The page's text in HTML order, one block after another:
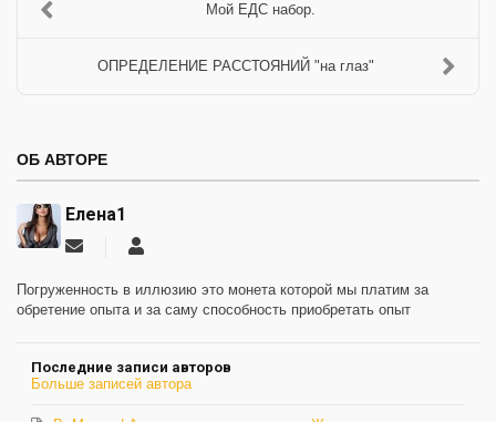
Мой ЕДС набор.
ОПРЕДЕЛЕНИЕ РАССТОЯНИЙ "на глаз"
ОБ АВТОРЕ
Елена1
Подписаться
обновление
автора
Елена1
Погруженность в иллюзию это монета которой мы платим за
обретение опыта и за саму способность приобретать опыт
Последние записи авторов
Больше записей автора